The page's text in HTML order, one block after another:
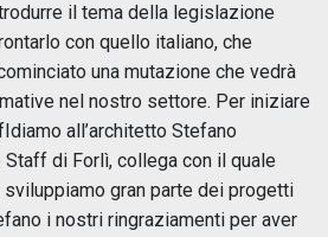
il tema della legislazione
con quello italiano, che
una mutazione che vedrà
nel nostro settore. Per iniziare
all’architetto Stefano
di Forlì, collega con il quale
gran parte dei progetti
i nostri ringraziamenti per aver